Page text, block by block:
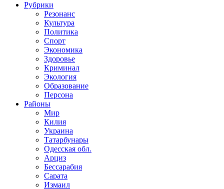
Рубрики
Резонанс
Культура
Политика
Спорт
Экономика
Здоровье
Криминал
Экология
Образование
Персона
Районы
Мир
Килия
Украина
Татарбунары
Одесская обл.
Арциз
Бессарабия
Сарата
Измаил